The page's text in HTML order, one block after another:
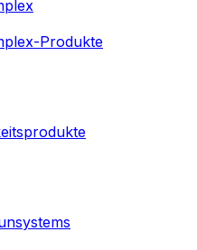
Produkte